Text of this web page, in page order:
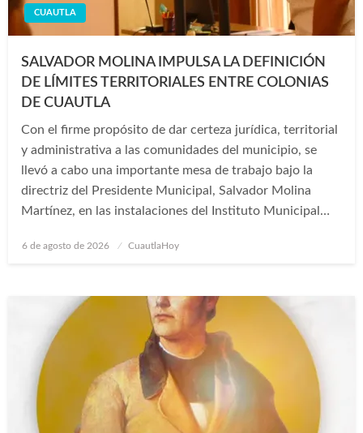
CUAUTLA
SALVADOR MOLINA IMPULSA LA DEFINICIÓN
DE LÍMITES TERRITORIALES ENTRE COLONIAS
DE CUAUTLA
Con el firme propósito de dar certeza jurídica, territorial
y administrativa a las comunidades del municipio, se
llevó a cabo una importante mesa de trabajo bajo la
directriz del Presidente Municipal, Salvador Molina
Martínez, en las instalaciones del Instituto Municipal…
Publicado
6 de agosto de 2026 CuautlaHoy